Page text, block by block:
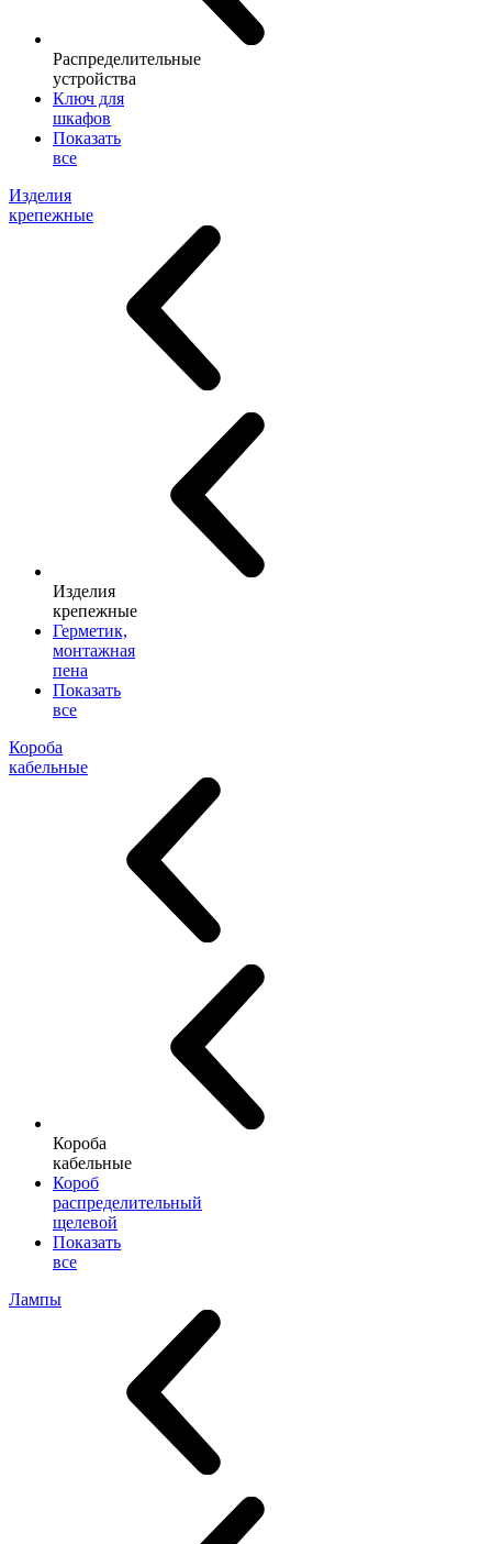
Распределительные
устройства
Ключ для
шкафов
Показать
все
Изделия
крепежные
Изделия
крепежные
Герметик,
монтажная
пена
Показать
все
Короба
кабельные
Короба
кабельные
Короб
распределительный
щелевой
Показать
все
Лампы